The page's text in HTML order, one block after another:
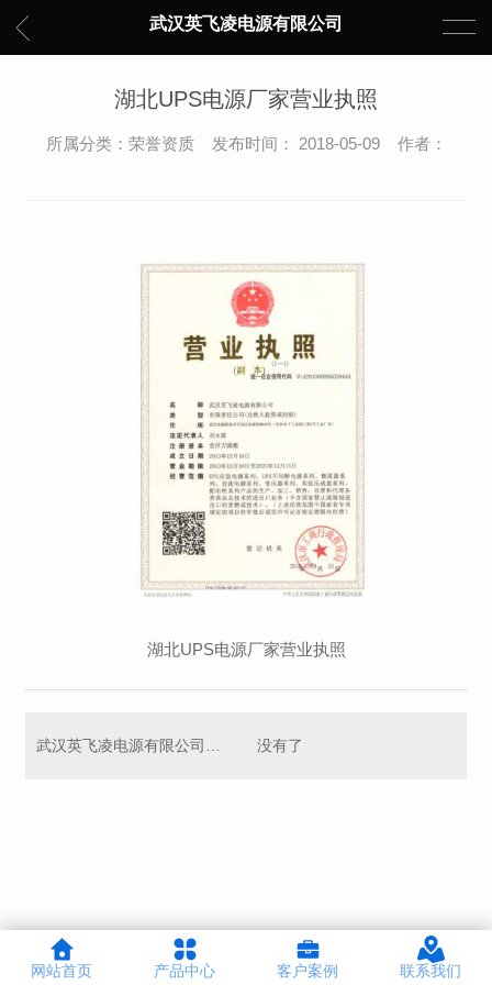
武汉英飞凌电源有限公司
湖北UPS电源厂家营业执照
所属分类：荣誉资质 发布时间： 2018-05-09 作者：
湖北UPS电源厂家营业执照
武汉英飞凌电源有限公司开户银行 没有了
网站首页 产品中心 客户案例 联系我们